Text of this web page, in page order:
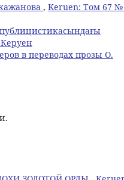
, Keruen: Том 67 №
в переводах прозы О.